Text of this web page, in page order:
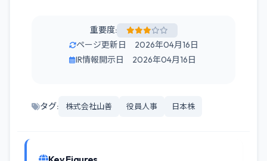
重要度:
ページ更新日 2026年04月16日
IR情報開示日 2026年04月16日
タグ: 株式会社山善 役員人事 日本株